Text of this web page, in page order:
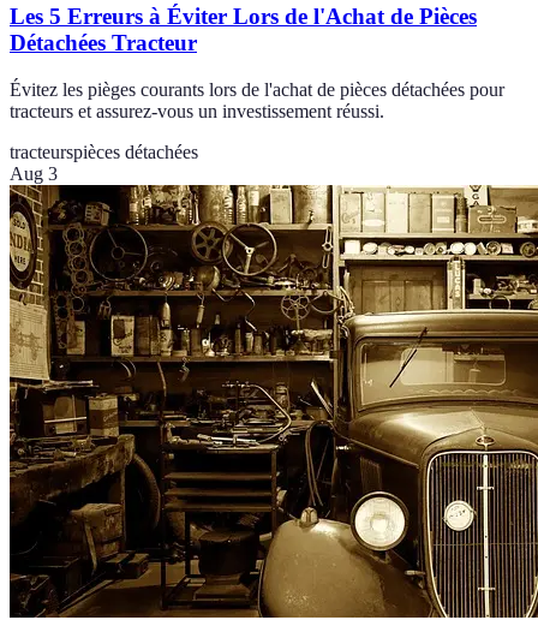
Les 5 Erreurs à Éviter Lors de l'Achat de Pièces
Détachées Tracteur
Évitez les pièges courants lors de l'achat de pièces détachées pour
tracteurs et assurez-vous un investissement réussi.
tracteurspièces détachées
Aug 3